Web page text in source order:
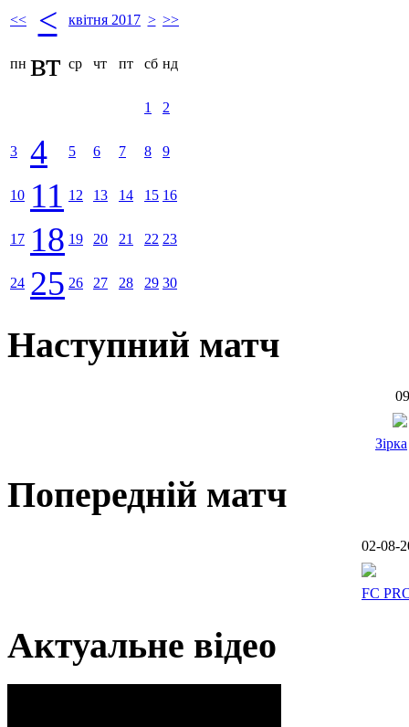
<< < квітня 2017 > >>
пн вт ср чт пт сб нд
1 2
3 4 5 6 7 8 9
10 11 12 13 14 15 16
17 18 19 20 21 22 23
24 25 26 27 28 29 30
Наступний матч
Зірка
Попередній матч
02-08-
FC
Актуальне відео